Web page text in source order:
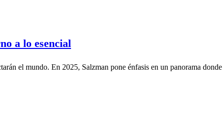
a lo esencial
el mundo. En 2025, Salzman pone énfasis en un panorama donde